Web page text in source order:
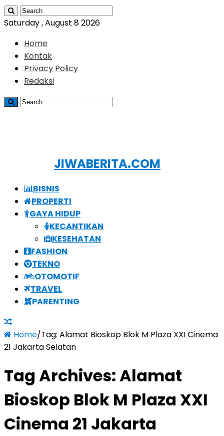
Saturday , August 8 2026
Home
Kontak
Privacy Policy
Redaksi
JIWABERITA.COM
BISNIS
PROPERTI
GAYA HIDUP
KECANTIKAN
KESEHATAN
FASHION
TEKNO
OTOMOTIF
TRAVEL
PARENTING
Home/Tag: Alamat Bioskop Blok M Plaza XXI Cinema
21 Jakarta Selatan
Tag Archives:Alamat
Bioskop Blok M Plaza XXI
Cinema 21 Jakarta